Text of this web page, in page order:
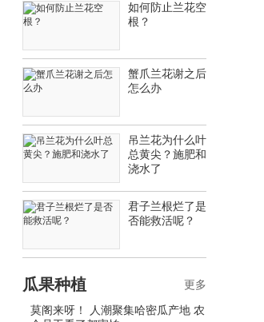
如何防止兰花空
根？
蟹爪兰花谢之后
怎么办
吊兰花为什么叶
总黄尖？施肥和
浇水了
君子兰根烂了是
否能救活呢？
瓜果种植
莫阁来呀！ 人潮聚集哈密瓜产地 农
更多